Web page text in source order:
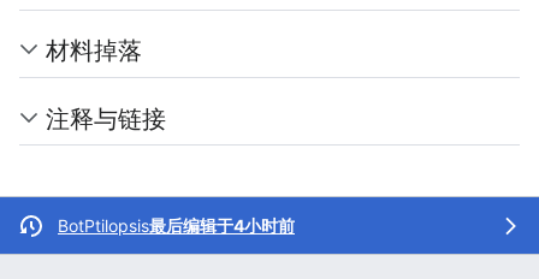
材料掉落
注释与链接
BotPtilopsis最后编辑于4小时前